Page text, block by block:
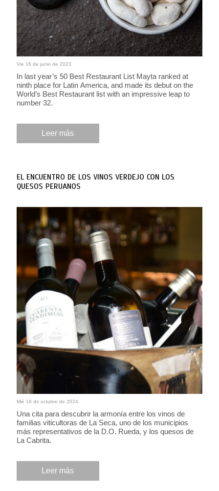
Vie 16 de junio de 2023
In last year’s 50 Best Restaurant List Mayta ranked at
ninth place for Latin America, and made its debut on the
World’s Best Restaurant list with an impressive leap to
number 32.
Leer más
EL ENCUENTRO DE LOS VINOS VERDEJO CON LOS
QUESOS PERUANOS
Mié 16 de octubre de 2024
Una cita para descubrir la armonía entre los vinos de
familias viticultoras de La Seca, uno de los municipios
más representativos de la D.O. Rueda, y los quesos de
La Cabrita.
Leer más